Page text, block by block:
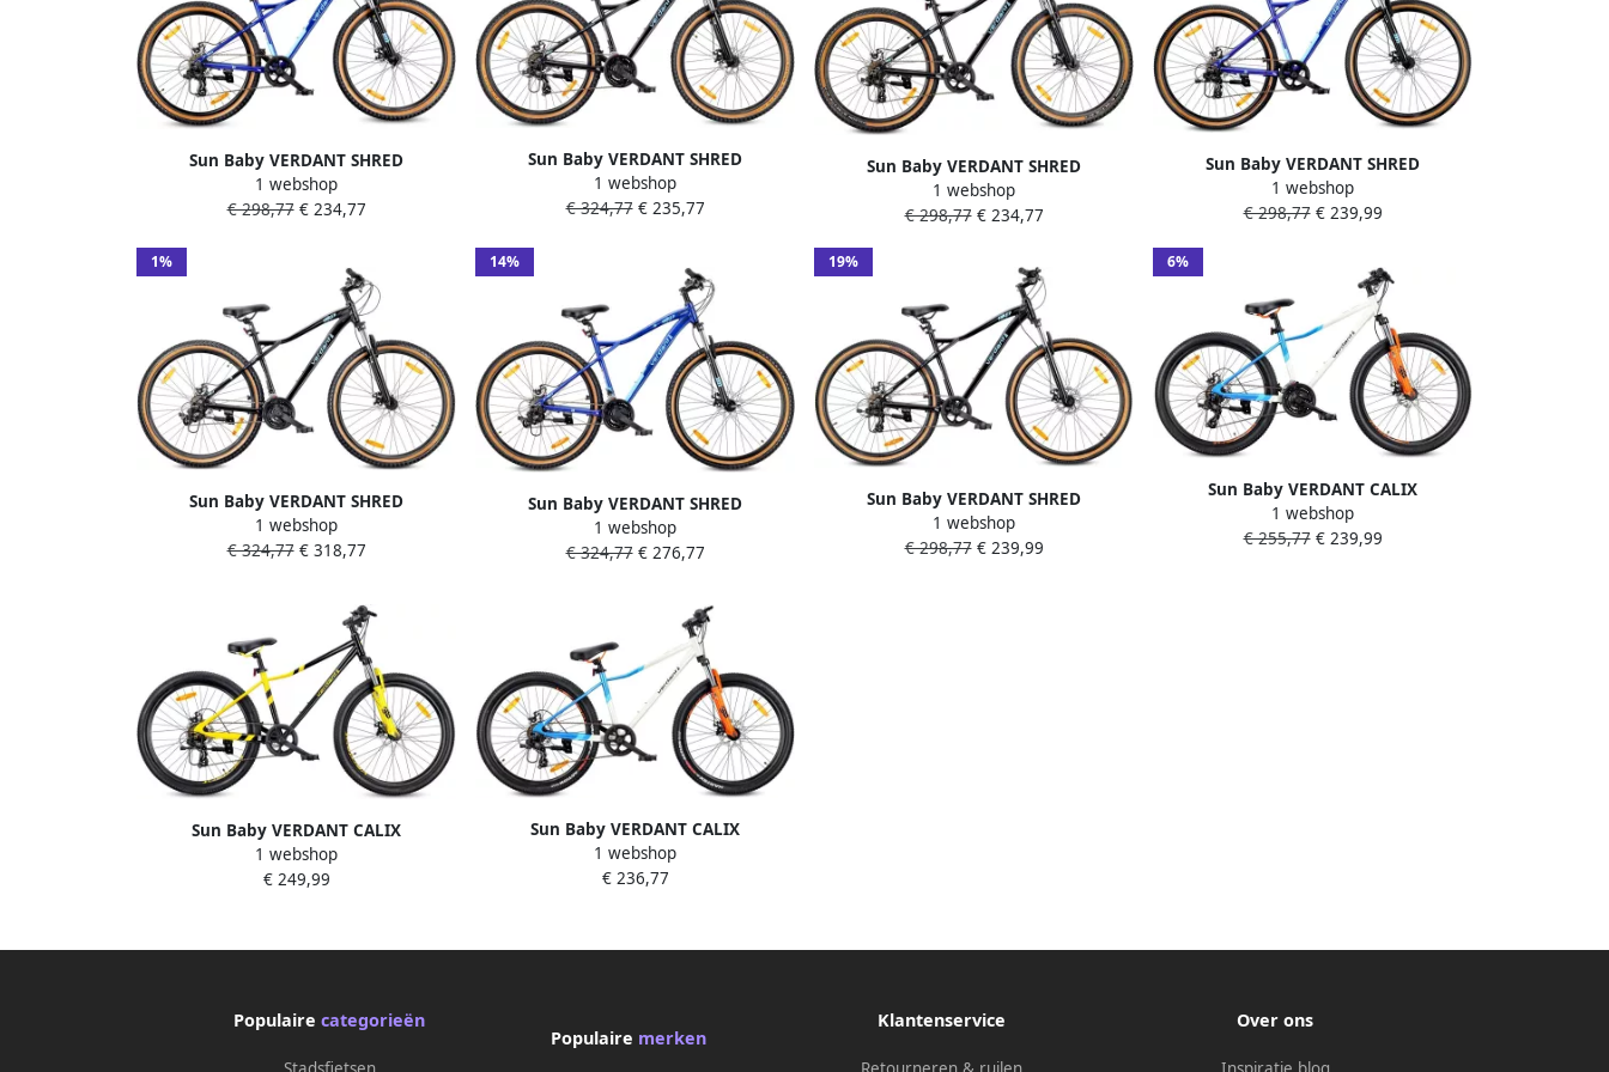
Sun Baby VERDANT SHRED
Mountainbike 27.5 MTB-fiets voor en
fiets 27.5 inch aluminium frame
1 webshop
€ 298,77€ 234,77
Sun Baby VERDANT SHRED
Mountainbike 27.5 MTB-fiets voor en
fiets 27.5 inch aluminium frame
1 webshop
€ 324,77€ 235,77
Sun Baby VERDANT SHRED
Mountainbike 27.5 MTB-fiets voor en
fiets 27.5 inch aluminium frame
1 webshop
€ 298,77€ 234,77
Sun Baby VERDANT SHRED
Mountainbike 29 MTB-fiets voor en
fiets 29 inch aluminium frame
1 webshop
€ 298,77€ 239,99
1%
Sun Baby VERDANT SHRED
Mountainbike 29 MTB-fiets voor en
fiets 29 inch aluminium frame
1 webshop
€ 324,77€ 318,77
14%
Sun Baby VERDANT SHRED
Mountainbike 29 MTB-fiets voor en
fiets 29 inch aluminium frame
1 webshop
€ 324,77€ 276,77
19%
Sun Baby VERDANT SHRED
Mountainbike 29 MTB-fiets voor en
fiets 29 inch aluminium frame
1 webshop
€ 298,77€ 239,99
6%
Sun Baby VERDANT CALIX
Mountainbike 26 MTB-fiets voor en
fiets 6 inch vering schijfrem 21
1 webshop
€ 255,77€ 239,99
Sun Baby VERDANT CALIX
Mountainbike 26 MTB-fiets voor en
fiets 6 inch vering schijfrem 7
1 webshop
€ 249,99
Sun Baby VERDANT CALIX
Mountainbike 26 MTB-fiets voor en
fiets 6 inch vering schijfrem 7
1 webshop
€ 236,77
Populairecategorieën
Populaire merken
Klantenservice Over ons